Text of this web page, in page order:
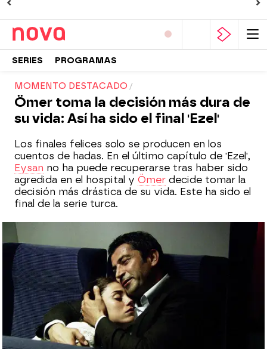
SERIES PROGRAMAS
MOMENTO DESTACADO
Ömer toma la decisión más dura de
su vida: Así ha sido el final 'Ezel'
Los finales felices solo se producen en los
cuentos de hadas. En el último capítulo de 'Ezel',
Eysan no ha puede recuperarse tras haber sido
agredida en el hospital y Ömer decide tomar la
decisión más drástica de su vida. Este ha sido el
final de la serie turca.
Nova
Madrid
Publicado:22 de febrero de 2019, 21:04